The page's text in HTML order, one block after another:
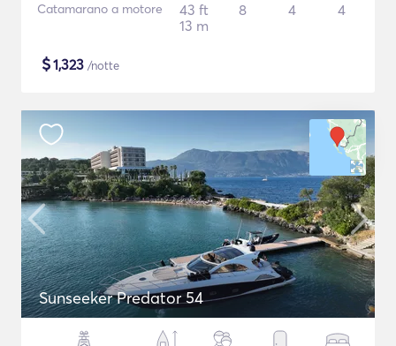
Catamarano a motore
43 ft
13 m
8 4 4
$1,323 /notte
Sunseeker Predator 54